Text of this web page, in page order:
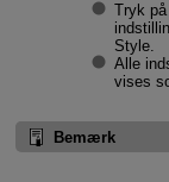
Tryk
Style.
Alle
vises
Bemærk